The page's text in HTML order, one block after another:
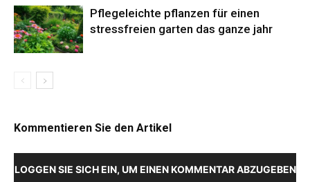
Pflegeleichte pflanzen für einen
stressfreien garten das ganze jahr
Kommentieren Sie den Artikel
LOGGEN SIE SICH EIN, UM EINEN KOMMENTAR ABZUGEBEN